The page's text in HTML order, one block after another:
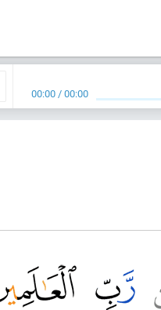
00:00 /00:00